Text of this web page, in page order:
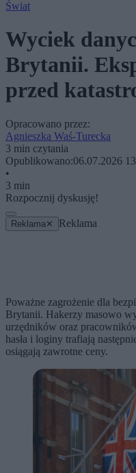
Świat
Wyciek
Brytanii.
przed
Opracowano przez:
Agnieszka Waś-Turecka
3 min czytania
Opublikowano:06.07.2026
•
3 min
Rozpocznij dyskusję!
Reklama ✕ Reklama
Poważne zagrożenie dla
Brytanii. Hakerzy masowo
urzędników oraz
hasła i loginy trafiają
osiągają zawrotne ceny.